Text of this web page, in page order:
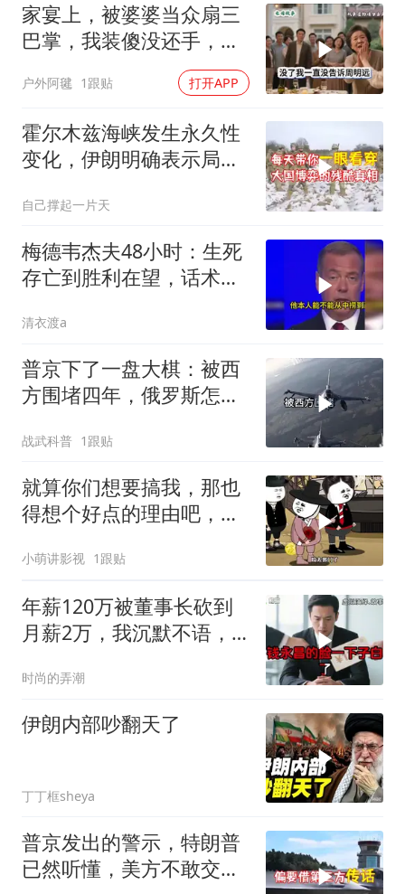
家宴上，被婆婆当众扇三
巴掌，我装傻没还手，悄
悄卖别墅搬家，8天后丈
夫全家10人被新户主请出
家门
户外阿毽 1跟贴 打开APP
霍尔木兹海峡发生永久性
变化，伊朗明确表示局势
自己撑起一片天
梅德韦杰夫48小时：生死
存亡到胜利在望，话术变
清衣渡a
普京下了一盘大棋：被西
方围堵四年，俄罗斯怎么
战武科普 1跟贴
就算你们想要搞我，那也
得想个好点的理由吧，这
小萌讲影视 1跟贴
年薪120万被董事长砍到
月薪2万，我沉默不语，
我
时尚的弄潮
伊朗内部吵翻天了
丁丁框sheya
普京发出的警示，特朗普
已然听懂，美方不敢交出